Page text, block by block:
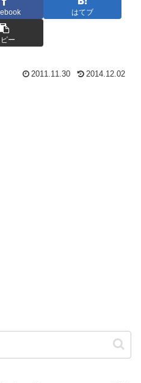
はてブ
ー
2011.11.30 2014.12.02